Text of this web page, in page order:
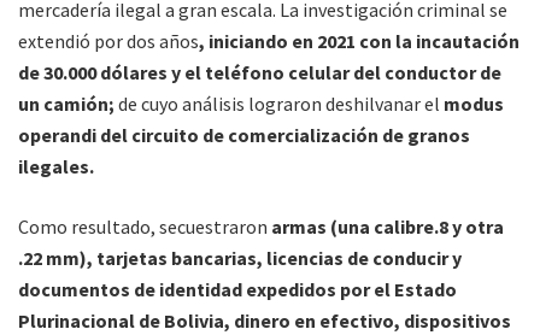
mercadería ilegal a gran escala. La investigación criminal se
extendió por dos años, iniciando en 2021 con la incautación
de 30.000 dólares y el teléfono celular del conductor de
un camión; de cuyo análisis lograron deshilvanar el modus
operandi del circuito de comercialización de granos
ilegales.
Como resultado, secuestraron armas (una calibre.8 y otra
.22 mm), tarjetas bancarias, licencias de conducir y
documentos de identidad expedidos por el Estado
Plurinacional de Bolivia, dinero en efectivo, dispositivos